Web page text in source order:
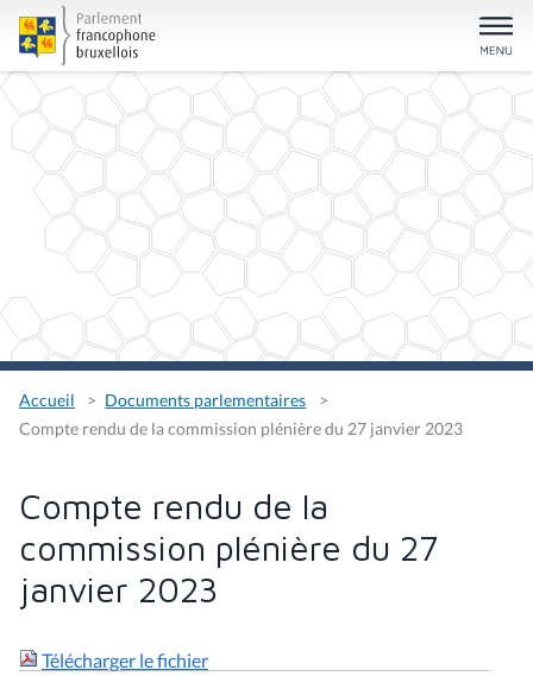
Accueil
Documents parlementaires
Compte rendu de la commission plénière du 27 janvier 2023
Compte rendu de la
commission plénière du 27
janvier 2023
Télécharger le fichier